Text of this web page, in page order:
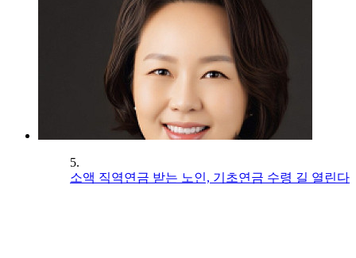
5.
소액 직역연금 받는 노인, 기초연금 수령 길 열린다